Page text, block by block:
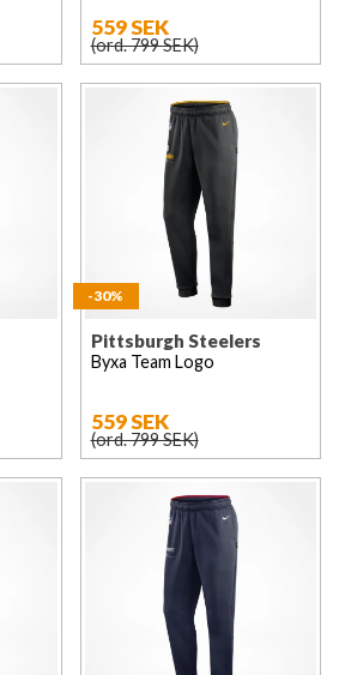
559 SEK
(ord. 799 SEK)
-30%
Pittsburgh Steelers
Byxa Team Logo
559 SEK
(ord. 799 SEK)